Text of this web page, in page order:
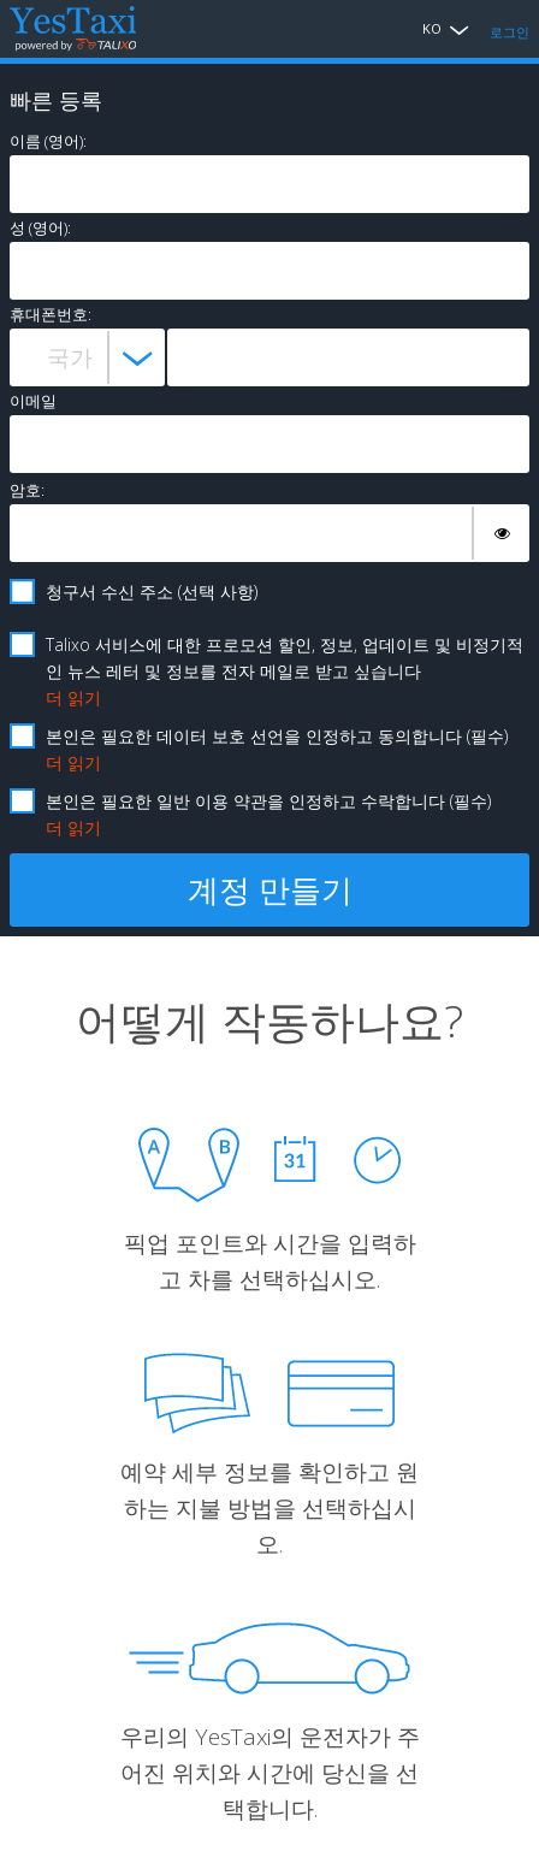
KO 로그인
빠른 등록
이름 (영어):
성 (영어):
휴대폰번호:
이메일
암호:
청구서 수신 주소 (선택 사항)
Talixo 서비스에 대한 프로모션 할인, 정보, 업데이트 및 비정기적
인 뉴스 레터 및 정보를 전자 메일로 받고 싶습니다
더 읽기
본인은 필요한 데이터 보호 선언을 인정하고 동의합니다 필수
더 읽기
본인은 필요한 일반 이용 약관을 인정하고 수락합니다 필수
더 읽기
어떻게 작동하나요?
픽업 포인트와 시간을 입력하
고 차를 선택하십시오.
예약 세부 정보를 확인하고 원
하는 지불 방법을 선택하십시
오.
우리의 YesTaxi의 운전자가 주
어진 위치와 시간에 당신을 선
택합니다.